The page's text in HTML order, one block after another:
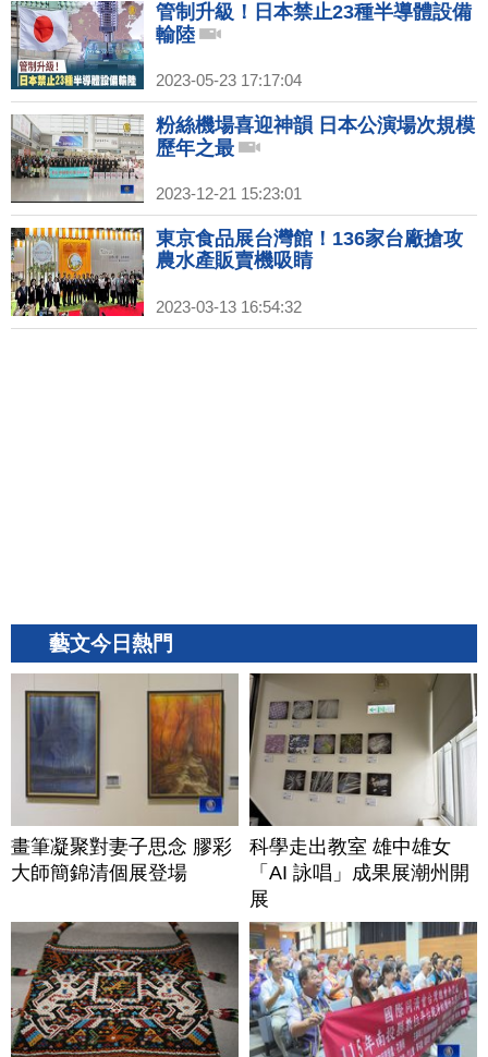
管制升級！日本禁止23種半導體設備
輸陸
2023-05-23 17:17:04
粉絲機場喜迎神韻 日本公演場次規模
歷年之最
2023-12-21 15:23:01
東京食品展台灣館！136家台廠搶攻
農水產販賣機吸睛
2023-03-13 16:54:32
藝文今日熱門
畫筆凝聚對妻子思念 膠彩
大師簡錦清個展登場
科學走出教室 雄中雄女
「AI 詠唱」成果展潮州開
展